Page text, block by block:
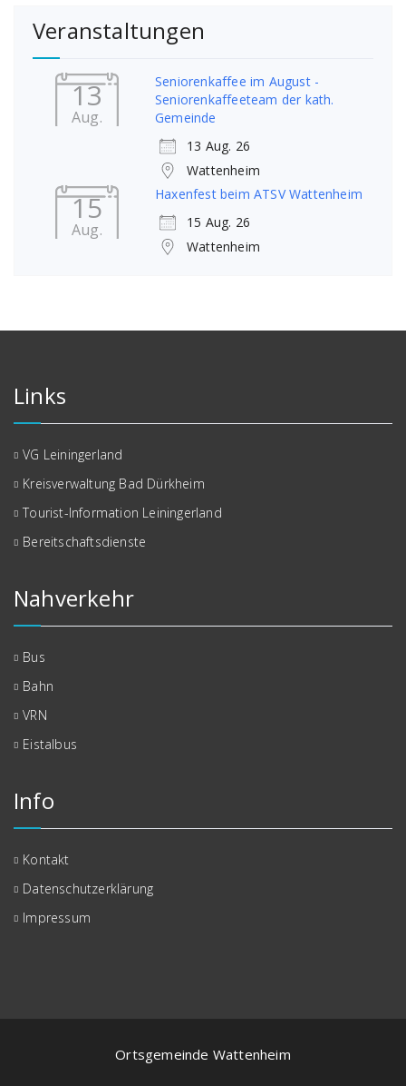
Veranstaltungen
13
Aug.
Seniorenkaffee im August -
Seniorenkaffeeteam der kath.
Gemeinde
13 Aug. 26
Wattenheim
15
Aug.
Haxenfest beim ATSV Wattenheim
15 Aug. 26
Wattenheim
Links
VG Leiningerland
Kreisverwaltung Bad Dürkheim
Tourist-Information Leiningerland
Bereitschaftsdienste
Nahverkehr
Bus
Bahn
VRN
Eistalbus
Info
Kontakt
Datenschutzerklärung
Impressum
Ortsgemeinde Wattenheim